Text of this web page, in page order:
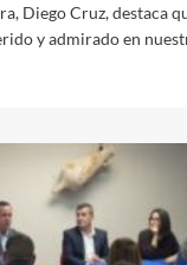
Diego Cruz, destaca
y admirado en